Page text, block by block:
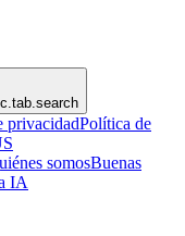
privacidadPolítica de
somosBuenas
IA